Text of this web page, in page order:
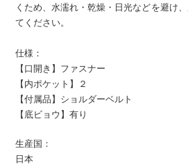
くため、水濡れ・乾燥・日光などを避け
てください。
仕様：
【口開き】ファスナー
【内ポケット】２
【付属品】ショルダーベルト
【底ビョウ】有り
生産国：
日本